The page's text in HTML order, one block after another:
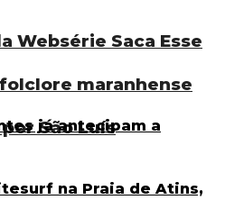
Websérie Saca Esse
maranhense
São Luís